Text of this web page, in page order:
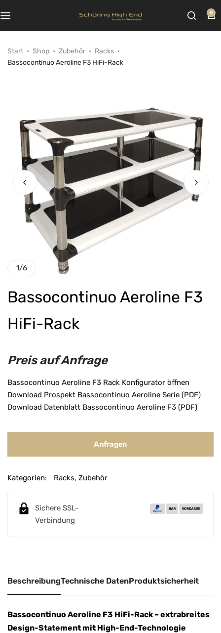
0
Start Shop Zubehör
Racks
Bassocontinuo Aeroline F3 HiFi-Rack
1/6
Bassocontinuo Aeroline F3
HiFi-Rack
Preis auf Anfrage
Bassocontinuo Aeroline F3 Rack Konfigurator öffnen
Download Prospekt Bassocontinuo Aeroline Serie (PDF)
Download Datenblatt Bassocontinuo Aeroline F3 (PDF)
Anfragen
Kategorien: Racks, Zubehör
Sichere SSL-
Verbindung
BeschreibungTechnische DatenProduktsicherheit
Bassocontinuo Aeroline F3 HiFi-Rack – extrabreites
Design-Statement mit High-End-Technologie